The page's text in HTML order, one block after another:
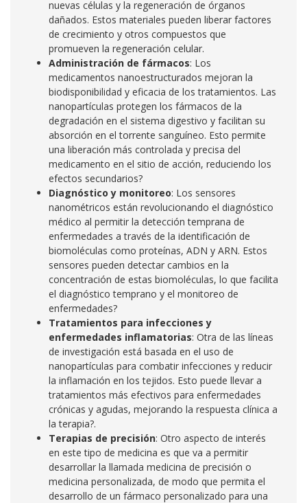
nuevas células y la regeneración de órganos
dañados. Estos materiales pueden liberar factores
de crecimiento y otros compuestos que
promueven la regeneración celular.
Administración de fármacos: Los
medicamentos nanoestructurados mejoran la
biodisponibilidad y eficacia de los tratamientos. Las
nanopartículas protegen los fármacos de la
degradación en el sistema digestivo y facilitan su
absorción en el torrente sanguíneo. Esto permite
una liberación más controlada y precisa del
medicamento en el sitio de acción, reduciendo los
efectos secundarios?
Diagnóstico y monitoreo: Los sensores
nanométricos están revolucionando el diagnóstico
médico al permitir la detección temprana de
enfermedades a través de la identificación de
biomoléculas como proteínas, ADN y ARN. Estos
sensores pueden detectar cambios en la
concentración de estas biomoléculas, lo que facilita
el diagnóstico temprano y el monitoreo de
enfermedades?
Tratamientos para infecciones y
enfermedades inflamatorias: Otra de las líneas
de investigación está basada en el uso de
nanopartículas para combatir infecciones y reducir
la inflamación en los tejidos. Esto puede llevar a
tratamientos más efectivos para enfermedades
crónicas y agudas, mejorando la respuesta clínica a
la terapia?.
Terapias de precisión: Otro aspecto de interés
en este tipo de medicina es que va a permitir
desarrollar la llamada medicina de precisión o
medicina personalizada, de modo que permita el
desarrollo de un fármaco personalizado para una